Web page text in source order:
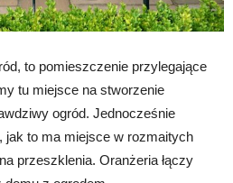
to pomieszczenie przylegające
tu miejsce na stworzenie
ogród. Jednocześnie
to ma miejsce w rozmaitych
przeszklenia. Oranżeria łączy